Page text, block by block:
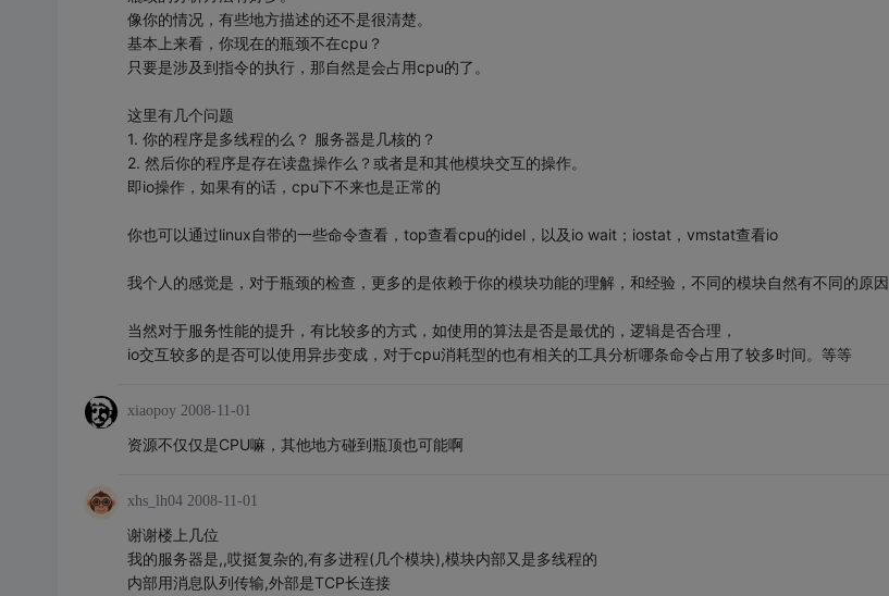
像你的情况，有些地方描述的还不是很清楚。
基本上来看，你现在的瓶颈不在cpu？
只要是涉及到指令的执行，那自然是会占用cpu的了。
这里有几个问题
1. 你的程序是多线程的么？ 服务器是几核的？
2. 然后你的程序是存在读盘操作么？或者是和其他模块交互的操作。
即io操作，如果有的话，cpu下不来也是正常的
你也可以通过linux自带的一些命令查看，top查看cpu的idel，以及io wait；iostat，vmstat查看io
我个人的感觉是，对于瓶颈的检查，更多的是依赖于你的模块功能的理解，和经验，不同的模块自然有不同的原因
当然对于服务性能的提升，有比较多的方式，如使用的算法是否是最优的，逻辑是否合理，
io交互较多的是否可以使用异步变成，对于cpu消耗型的也有相关的工具分析哪条命令占用了较多时间。等等
xiaopoy 2008-11-01
资源不仅仅是CPU嘛，其他地方碰到瓶顶也可能啊
xhs_lh04 2008-11-01
谢谢楼上几位
我的服务器是,,哎挺复杂的,有多进程(几个模块),模块内部又是多线程的
内部用消息队列传输,外部是TCP长连接